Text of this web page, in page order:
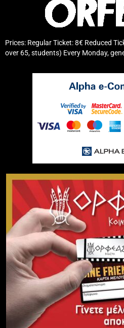
Prices: Regular Ticket: 8€ Reduced
over 65, students) Every Monday,